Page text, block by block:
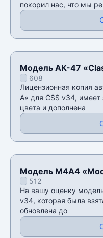
покорил нас, что мы
Модель AK-47
608
Лицензионная копия
A» для CSS v34, имеет
цвета и дополнена
Модель М4А4
512
На вашу оценку
v34, которая была
обновлена до